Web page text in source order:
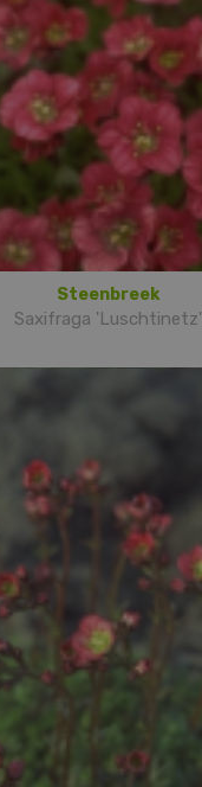
Steenbreek
Saxifraga 'Luschtinetz'